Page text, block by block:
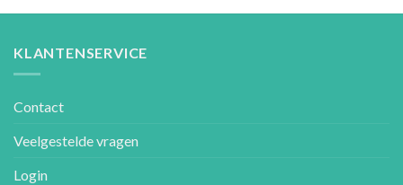
KLANTENSERVICE
Contact
Veelgestelde vragen
Login